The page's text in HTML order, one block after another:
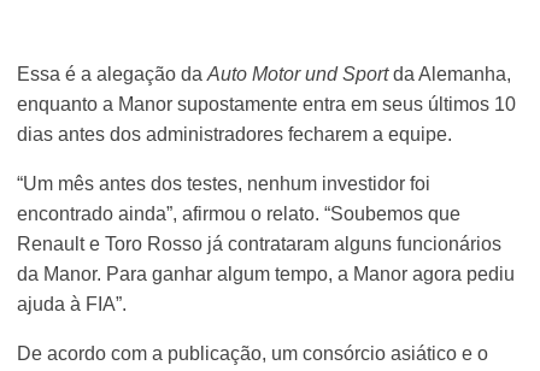
Essa é a alegação daAuto Motor und Sportda Alemanha,
enquanto a Manor supostamente entra em seus últimos 10
dias antes dos administradores fecharem a equipe.
“Um mês antes dos testes, nenhum investidor foi
encontrado ainda”, afirmou o relato. “Soubemos que
Renault e Toro Rosso já contrataram alguns funcionários
da Manor. Para ganhar algum tempo, a Manor agora pediu
ajuda à FIA”.
De acordo com a publicação, um consórcio asiático e o